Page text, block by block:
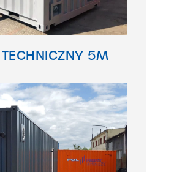
TECHNICZNY 5M